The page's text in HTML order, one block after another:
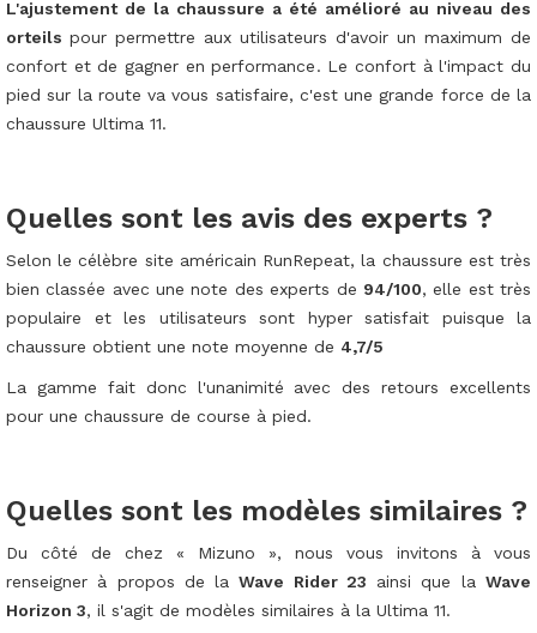
L'ajustement de la chaussure a été amélioré au niveau des
orteils pour permettre aux utilisateurs d'avoir un maximum de
confort et de gagner en performance. Le confort à l'impact du
pied sur la route va vous satisfaire, c'est une grande force de la
chaussure Ultima 11.
Quelles sont les avis des experts ?
Selon le célèbre site américain RunRepeat, la chaussure est très
bien classée avec une note des experts de 94/100, elle est très
populaire et les utilisateurs sont hyper satisfait puisque la
chaussure obtient une note moyenne de 4,7/5
La gamme fait donc l'unanimité avec des retours excellents
pour une chaussure de course à pied.
Quelles sont les modèles similaires ?
Du côté de chez « Mizuno », nous vous invitons à vous
renseigner à propos de laWave Rider 23 ainsi que laWave
Horizon 3, il s'agit de modèles similaires à la Ultima 11.